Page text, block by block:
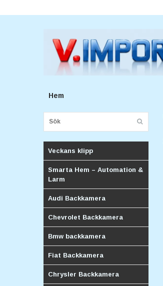
Hem
Veckans klipp
Smarta Hem – Automation &
Larm
Audi Backkamera
Chevrolet Backkamera
Bmw backkamera
Fiat Backkamera
Chrysler Backkamera